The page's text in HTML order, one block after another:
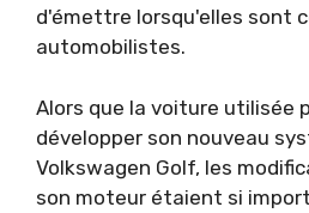
d'émettre lorsqu'elles sont
automobilistes.
Alors que la voiture utilisée
développer son nouveau
Volkswagen Golf, les
son moteur étaient si